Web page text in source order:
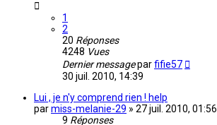
1
2
20 Réponses
4248 Vues
Dernier messageparfifie57
30 juil. 2010, 14:39
Lui , je n'y comprend rien ! help
parmiss-melanie-29 » 27 juil. 2010, 01:56
9 Réponses